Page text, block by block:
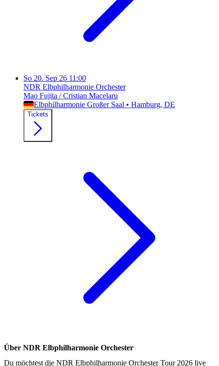
So 20. Sep 26 11:00
NDR Elbphilharmonie Orchester
Mao Fujita / Cristian Macelaru
Elbphilharmonie Großer Saal • Hamburg, DE
Tickets
Über NDR Elbphilharmonie Orchester
Du möchtest die NDR Elbphilharmonie Orchester Tour 2026 live